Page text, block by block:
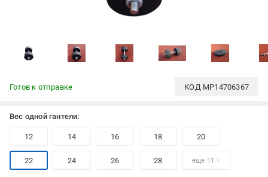
Готов к отправке КОД MP14706367
Вес одной гантели:
12 14 16 18 20
22 24 26 28 еще 11